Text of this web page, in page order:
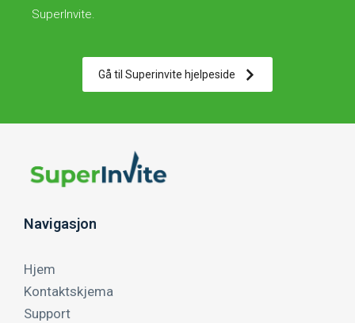
SuperInvite.
Gå til Superinvite hjelpeside
Navigasjon
Hjem
Kontaktskjema
Support